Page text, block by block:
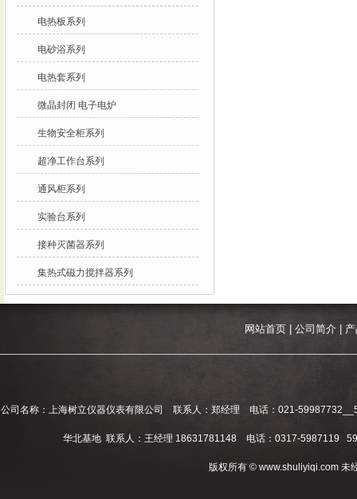
电热板系列
电砂浴系列
电热套系列
微晶封闭 电子电炉
生物安全柜系列
超净工作台系列
通风柜系列
实验台系列
接种灭菌器系列
集热式磁力搅拌器系列
网站首页| 公司简介|
公司名称：上海树立仪器仪表有限公司 联系人：郑经理 电话：021-
华北基地 联系人：王经理 18631781148 电话：0317-5987119
版权所有 © www.shuliyiqi.com 未